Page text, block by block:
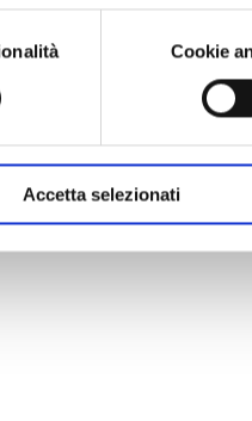
tracciamento diversi da
nell’Informativa
Cookie
Accetta selezionati